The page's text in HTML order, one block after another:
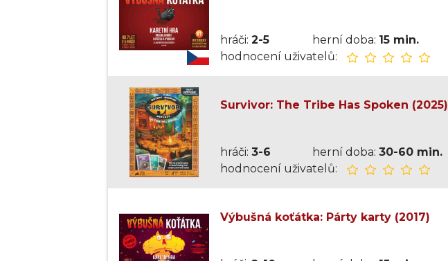
hráči: 2-5 herní doba: 15 min.
hodnocení uživatelů:
Survivor: The Tribe Has Spoken (2025)
hráči: 3-6 herní doba: 30-60 min.
hodnocení uživatelů:
Výbušná koťátka: Párty karty (2017)